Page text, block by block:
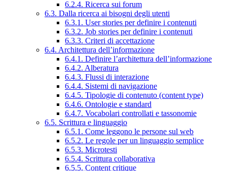
6.2.4. Ricerca sui forum
6.3. Dalla ricerca ai bisogni degli utenti
6.3.1. User stories per definire i contenuti
6.3.2. Job stories per definire i contenuti
6.3.3. Criteri di accettazione
6.4. Architettura dell’informazione
6.4.1. Definire l’architettura dell’informazione
6.4.2. Alberatura
6.4.3. Flussi di interazione
6.4.4. Sistemi di navigazione
6.4.5. Tipologie di contenuto (content type)
6.4.6. Ontologie e standard
6.4.7. Vocabolari controllati e tassonomie
6.5. Scrittura e linguaggio
6.5.1. Come leggono le persone sul web
6.5.2. Le regole per un linguaggio semplice
6.5.3. Microtesti
6.5.4. Scrittura collaborativa
6.5.5. Content critique